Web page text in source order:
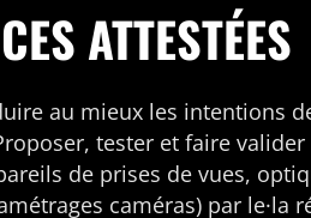
ATTESTÉES
au mieux les intentions
tester et faire
de prises de vues,
caméras) par le·la